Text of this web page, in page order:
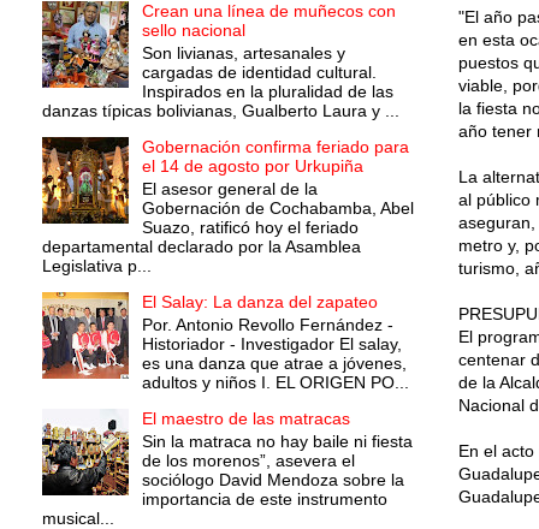
"El año
en esta
puestos
viable,
la fiesta
año tener
La
al público
metro y,
turismo,
El
centenar
de la
Nacional
En el
Crean una línea de muñecos con
sello nacional
Son livianas, artesanales y
cargadas de identidad cultural.
Inspirados en la pluralidad de las
danzas típicas bolivianas, Gualberto Laura y ...
Gobernación confirma feriado para
el 14 de agosto por Urkupiña
El asesor general de la
Gobernación de Cochabamba, Abel
Suazo, ratificó hoy el feriado
departamental declarado por la Asamblea
Legislativa p...
El Salay: La danza del zapateo
Por. Antonio Revollo Fernández -
Historiador - Investigador El salay,
es una danza que atrae a jóvenes,
adultos y niños I. EL ORIGEN PO...
El maestro de las matracas
Sin la matraca no hay baile ni fiesta
de los morenos”, asevera el
sociólogo David Mendoza sobre la
importancia de este instrumento
musical...